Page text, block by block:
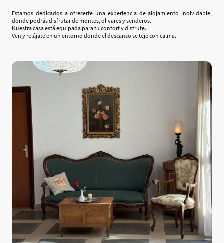
Estamos dedicados a ofrecerte una experiencia de alojamiento inolvidable,
donde podrás disfrutar de montes, olivares y senderos.
Nuestra casa está equipada para tu confort y disfrute.
Ven y relájate en un entorno donde el descanso se teje con calma.